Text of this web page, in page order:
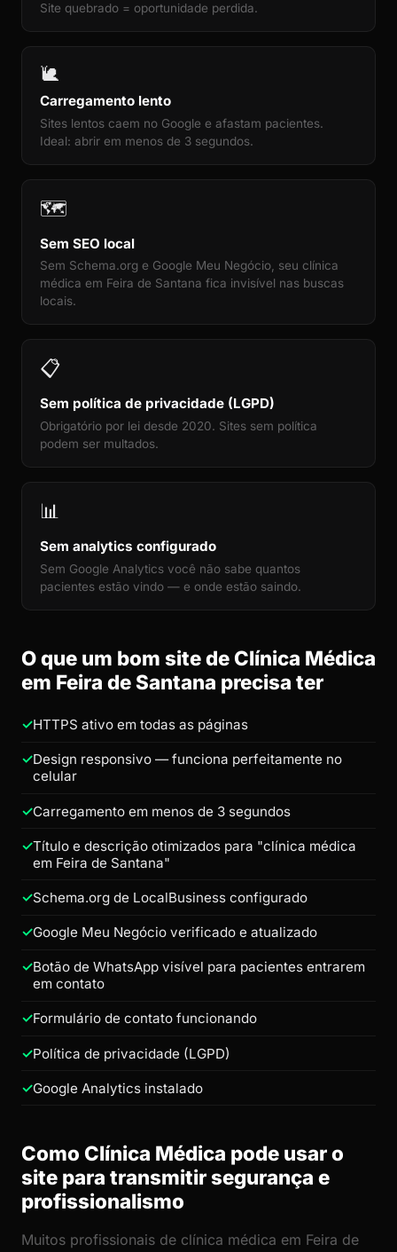
Site quebrado = oportunidade perdida.
🐌
Carregamento lento
Sites lentos caem no Google e afastam pacientes.
Ideal: abrir em menos de 3 segundos.
🗺️
Sem SEO local
Sem Schema.org e Google Meu Negócio, seu clínica
médica em Feira de Santana fica invisível nas buscas
locais.
📋
Sem política de privacidade (LGPD)
Obrigatório por lei desde 2020. Sites sem política
podem ser multados.
📊
Sem analytics configurado
Sem Google Analytics você não sabe quantos
pacientes estão vindo — e onde estão saindo.
O que um bom site de Clínica Médica
em Feira de Santana precisa ter
HTTPS ativo em todas as páginas
Design responsivo — funciona perfeitamente no
celular
Carregamento em menos de 3 segundos
Título e descrição otimizados para "clínica médica
em Feira de Santana"
Schema.org de LocalBusiness configurado
Google Meu Negócio verificado e atualizado
Botão de WhatsApp visível para pacientes entrarem
em contato
Formulário de contato funcionando
Política de privacidade (LGPD)
Google Analytics instalado
Como Clínica Médica pode usar o
site para transmitir segurança e
profissionalismo
Muitos profissionais de clínica médica em Feira de